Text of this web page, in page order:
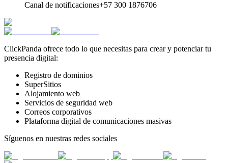
Canal de notificaciones+57 300 1876706
ClickPanda ofrece todo lo que necesitas para crear y potenciar tu
presencia digital:
Registro de dominios
SuperSitios
Alojamiento web
Servicios de seguridad web
Correos corporativos
Plataforma digital de comunicaciones masivas
Síguenos en nuestras redes sociales